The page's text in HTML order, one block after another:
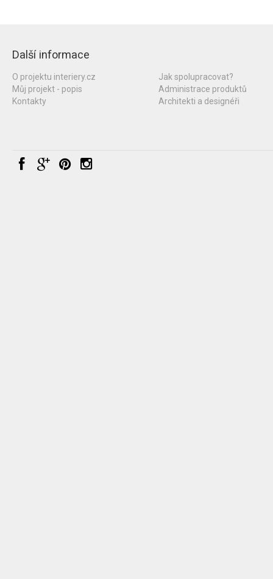
Další informace
O projektu interiery.cz
Můj projekt - popis
Kontakty
Jak spolupracovat?
Administrace produktů
Architekti a designéři